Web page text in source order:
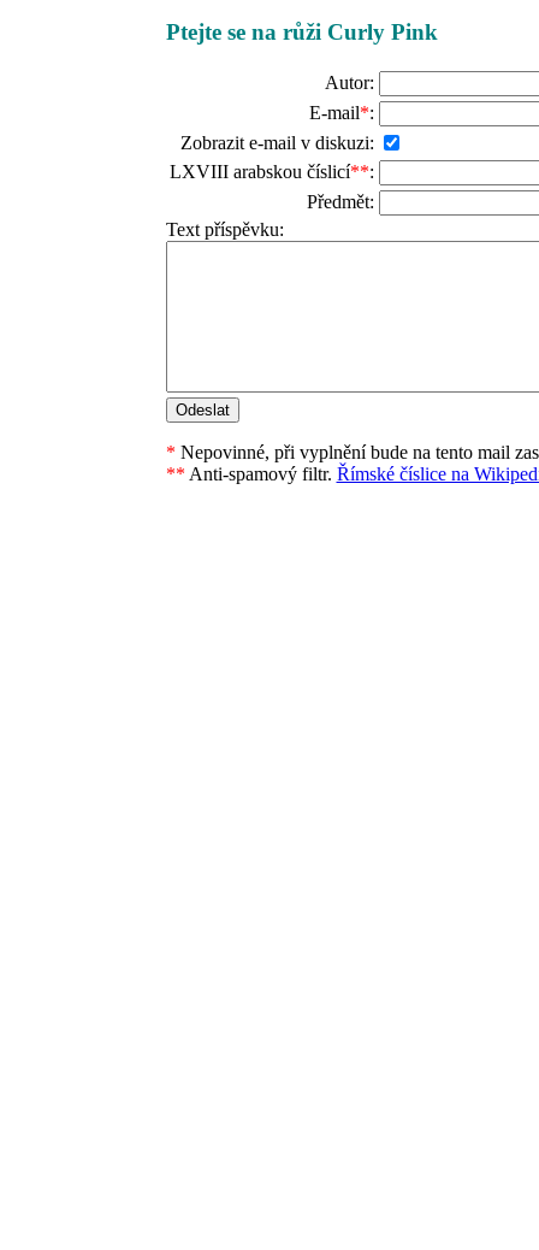
Ptejte se na růži Curly Pink
Autor:
E-mail*:
Zobrazit e-mail v diskuzi:
LXVIII arabskou číslicí**:
Předmět:
Text příspěvku:
* Nepovinné, při vyplnění bude na tento mail
** Anti-spamový filtr. Římské číslice na